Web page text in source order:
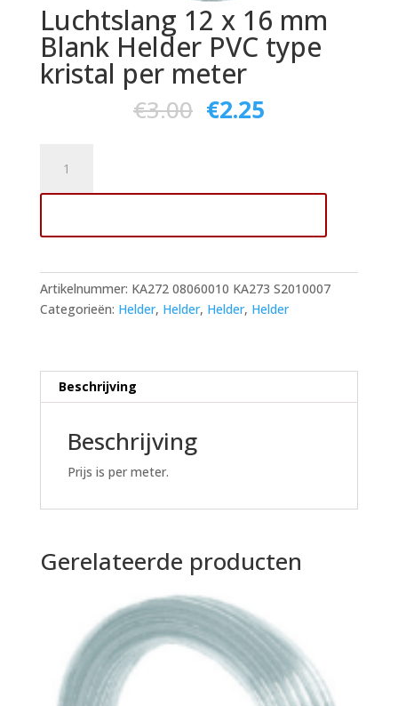
Luchtslang 12 x 16 mm
Blank Helder PVC type
kristal per meter
€3.00 €2.25
x
mm
Helder
PVC
type
aantal
Artikelnummer: KA272 08060010 KA273 S2010007
Categorieën: Helder, Helder, Helder, Helder
Beschrijving
Beschrijving
Prijs is per meter.
Gerelateerde producten